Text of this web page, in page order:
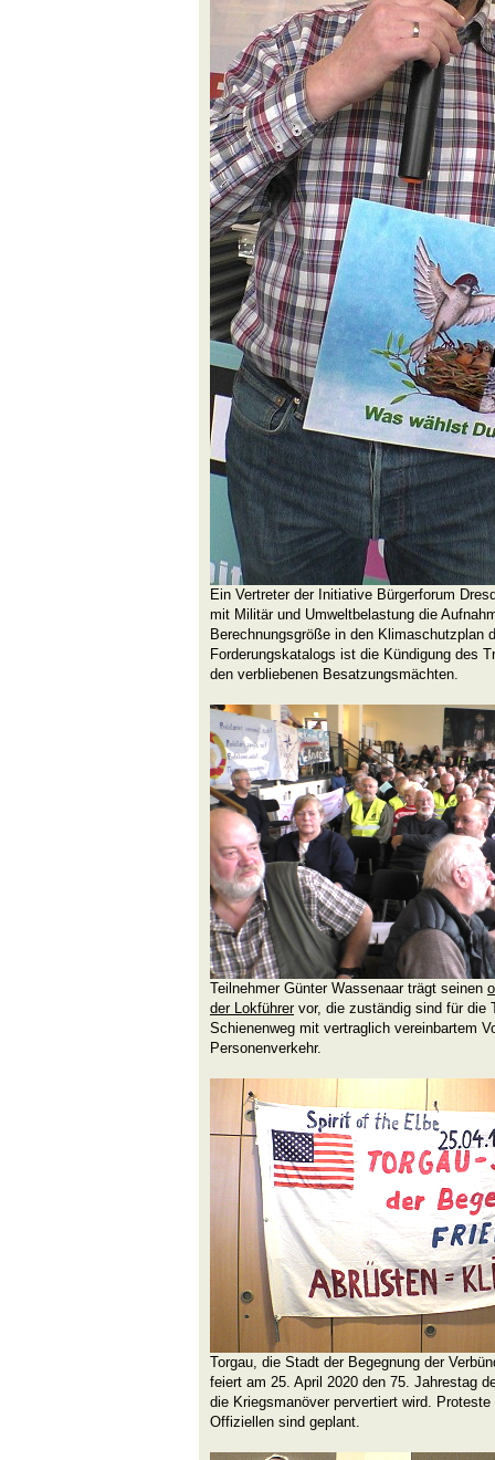
Ein Vertreter der Initiative Bürgerforum
mit Militär und Umweltbelastung die
Berechnungsgröße in den Klimaschutzplan
Forderungskatalogs ist die Kündigung des
den verbliebenen Besatzungsmächten.
Teilnehmer Günter Wassenaar trägt seinen
der Lokführervor, die zuständig sind für die
Schienenweg mit vertraglich vereinbartem
Personenverkehr.
Torgau, die Stadt der Begegnung der
feiert am 25. April 2020 den 75. Jahrestag
die Kriegsmanöver pervertiert wird.
Offiziellen sind geplant.